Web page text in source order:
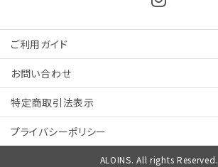
ご利用ガイド
お問い合わせ
特定商取引法表示
プライバシーポリシー
ALOINS. All rights Reserved.